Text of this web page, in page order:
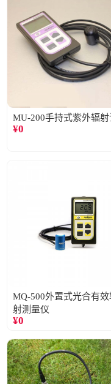
MU-200手持式紫外辐射
¥0
MQ-500外置式光合有效
射测量仪
¥0